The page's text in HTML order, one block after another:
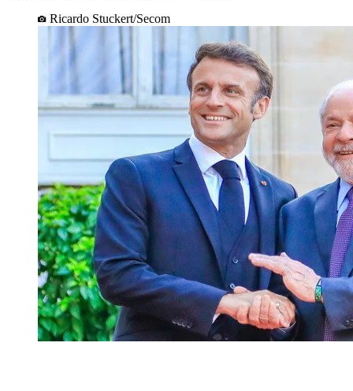
Ricardo Stuckert/Secom